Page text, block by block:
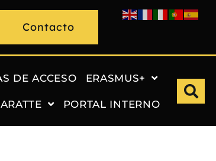
Contacto
DE ACCESO ERASMUS+
PORTAL INTERNO